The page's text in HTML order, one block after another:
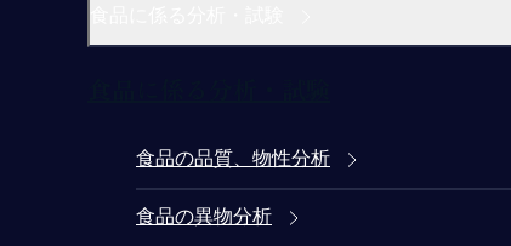
食品の品質、物性分析
食品の異物分析